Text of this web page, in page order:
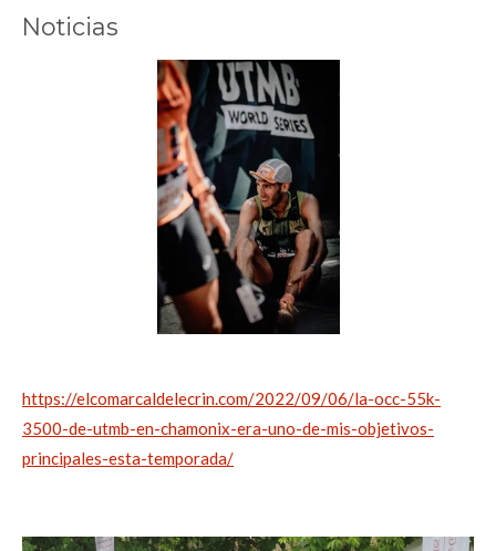
Noticias
https://elcomarcaldelecrin.com/2022/09/06/la-occ-55k-
3500-de-utmb-en-chamonix-era-uno-de-mis-objetivos-
principales-esta-temporada/